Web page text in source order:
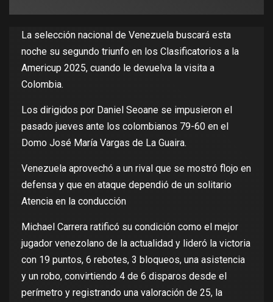
La selección nacional de Venezuela buscará esta
noche su segundo triunfo en los Clasificatorios a la
Americup 2025, cuando le devuelva la visita a
Colombia.
Los dirigidos por Daniel Seoane se impusieron el
pasado jueves ante los colombianos 79-60 en el
Domo José María Vargas de La Guaira.
Venezuela aprovechó a un rival que se mostró flojo en
defensa y que en ataque dependió de un solitario
Atencia en la conducción
Michael Carrera ratificó su condición como el mejor
jugador venezolano de la actualidad y lideró la victoria
con 19 puntos, 6 rebotes, 3 bloqueos, una asistencia
y un robo, convirtiendo 4 de 6 disparos desde el
perímetro y registrando una valoración de 25, la